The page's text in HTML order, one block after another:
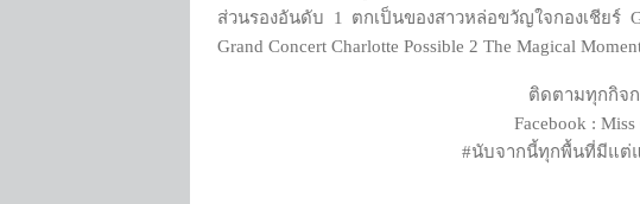
ส่วนรองอันดับ 1 ตกเป็นของสาวหล่อขวัญใจกองเชียร์
Grand Concert Charlotte Possible 2 The Magical
ติดตามทุกกิจก
Facebook :
#นับจากนี้ทุกพื้นที่มีแต่แ